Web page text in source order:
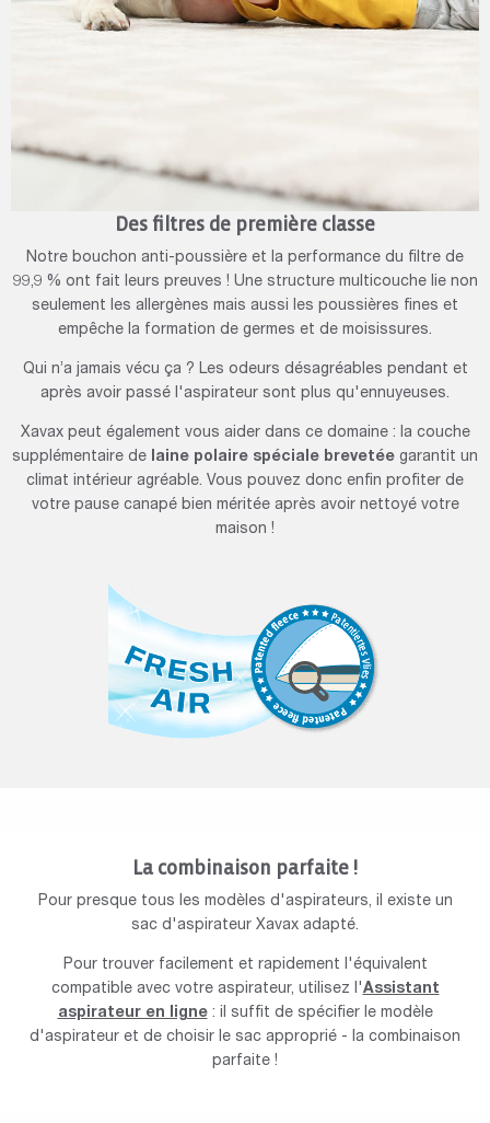
Des filtres de première classe
Notre bouchon anti-poussière et la performance du filtre de
99,9 % ont fait leurs preuves ! Une structure multicouche lie non
seulement les allergènes mais aussi les poussières fines et
empêche la formation de germes et de moisissures.
Qui n’a jamais vécu ça ? Les odeurs désagréables pendant et
après avoir passé l'aspirateur sont plus qu'ennuyeuses.
Xavax peut également vous aider dans ce domaine : la couche
supplémentaire de laine polaire spéciale brevetée garantit un
climat intérieur agréable. Vous pouvez donc enfin profiter de
votre pause canapé bien méritée après avoir nettoyé votre
maison !
La combinaison parfaite !
Pour presque tous les modèles d'aspirateurs, il existe un
sac d'aspirateur Xavax adapté.
Pour trouver facilement et rapidement l'équivalent
compatible avec votre aspirateur, utilisez l'Assistant
aspirateur en ligne: il suffit de spécifier le modèle
d'aspirateur et de choisir le sac approprié - la combinaison
parfaite !